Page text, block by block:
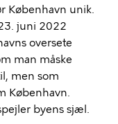
København unik.
juni 2022
oversete
man måske
men som
København.
byens sjæl.